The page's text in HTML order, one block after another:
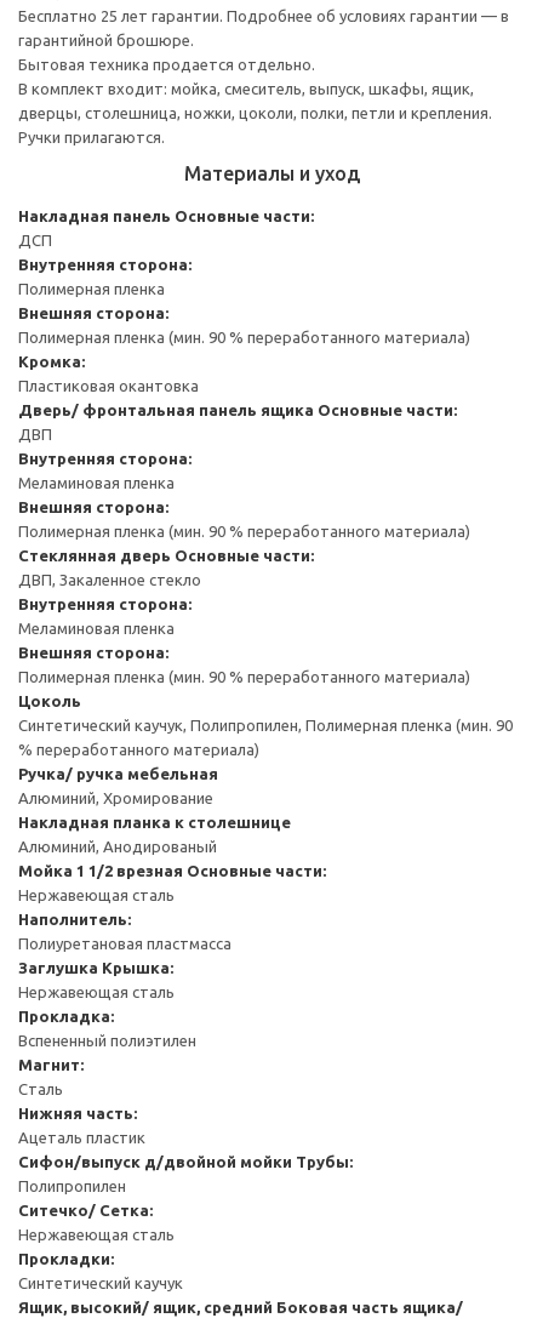
Бесплатно 25 лет гарантии. Подробнее об условиях гарантии — в
гарантийной брошюре.
Бытовая техника продается отдельно.
В комплект входит: мойка, смеситель, выпуск, шкафы, ящик,
дверцы, столешница, ножки, цоколи, полки, петли и крепления.
Ручки прилагаются.
Материалы и уход
Накладная панель Основные части:
ДСП
Внутренняя сторона:
Полимерная пленка
Внешняя сторона:
Полимерная пленка (мин. 90 % переработанного материала)
Кромка:
Пластиковая окантовка
Дверь/ фронтальная панель ящика Основные части:
ДВП
Внутренняя сторона:
Меламиновая пленка
Внешняя сторона:
Полимерная пленка (мин. 90 % переработанного материала)
Стеклянная дверь Основные части:
ДВП, Закаленное стекло
Внутренняя сторона:
Меламиновая пленка
Внешняя сторона:
Полимерная пленка (мин. 90 % переработанного материала)
Цоколь
Синтетический каучук, Полипропилен, Полимерная пленка (мин. 90
% переработанного материала)
Ручка/ ручка мебельная
Алюминий, Хромирование
Накладная планка к столешнице
Алюминий, Анодированый
Мойка 1 1/2 врезная Основные части:
Нержавеющая сталь
Наполнитель:
Полиуретановая пластмасса
Заглушка Крышка:
Нержавеющая сталь
Прокладка:
Вспененный полиэтилен
Магнит:
Сталь
Нижняя часть:
Ацеталь пластик
Сифон/выпуск д/двойной мойки Трубы:
Полипропилен
Ситечко/ Сетка:
Нержавеющая сталь
Прокладки:
Синтетический каучук
Ящик, высокий/ ящик, средний Боковая часть ящика/